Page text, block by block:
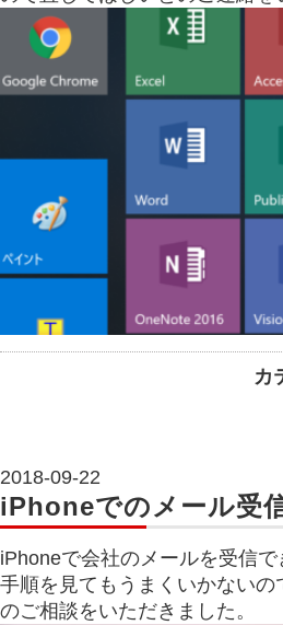
カ
2018-09-22
iPhoneでのメール受
iPhoneで会社のメールを受信で
手順を見てもうまくいかないの
のご相談をいただきました。